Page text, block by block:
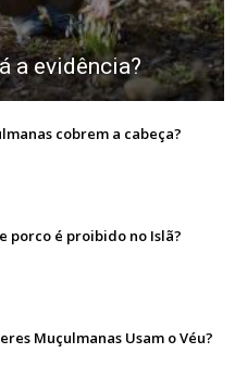
a evidência?
cobrem a cabeça?
porco é proibido no Islã?
Muçulmanas Usam o Véu?